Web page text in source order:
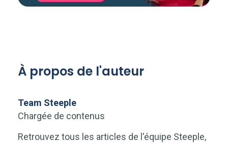
À propos de l'auteur
Team Steeple
Chargée de contenus
Retrouvez tous les articles de l'équipe Steeple,